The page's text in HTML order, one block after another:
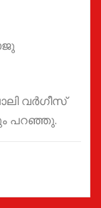
വർഗീസ്
പറഞ്ഞു.